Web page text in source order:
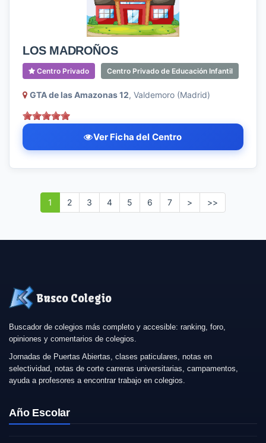
LOS MADROÑOS
Centro Privado Centro Privado de Educación Infantil
GTA de las Amazonas 12, Valdemoro (Madrid)
Ver Ficha del Centro
1 2 3 4 5 6 7 > >>
Busco Colegio
Buscador de colegios más completo y accesible: ranking, foro,
opiniones y comentarios de colegios.
Jornadas de Puertas Abiertas, clases paticulares, notas en
selectividad, notas de corte carreras universitarias, campamentos,
ayuda a profesores a encontrar trabajo en colegios.
Año Escolar